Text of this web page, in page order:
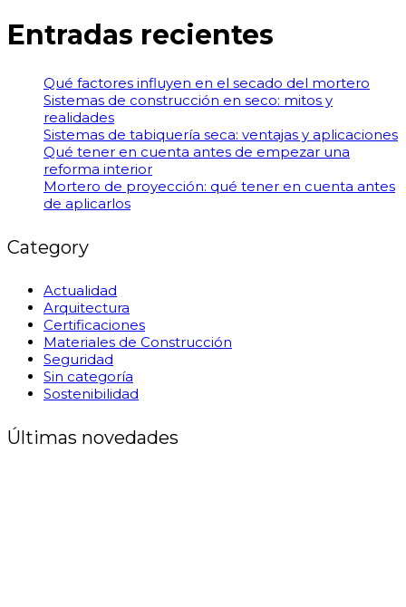
Entradas recientes
Qué factores influyen en el secado del mortero
Sistemas de construcción en seco: mitos y
realidades
Sistemas de tabiquería seca: ventajas y aplicaciones
Qué tener en cuenta antes de empezar una
reforma interior
Mortero de proyección: qué tener en cuenta antes
de aplicarlos
Category
Actualidad
Arquitectura
Certificaciones
Materiales de Construcción
Seguridad
Sin categoría
Sostenibilidad
Últimas novedades